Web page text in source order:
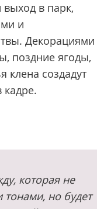
в парк,
и
Декорациями
поздние ягоды,
клена создадут
которая не
тонами, но будет